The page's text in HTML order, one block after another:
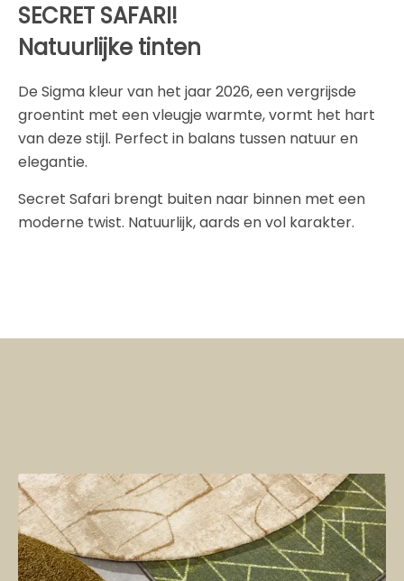
SECRET SAFARI!
Natuurlijke tinten
De Sigma kleur van het jaar 2026, een vergrijsde
groentint met een vleugje warmte, vormt het hart
van deze stijl. Perfect in balans tussen natuur en
elegantie.
Secret Safari brengt buiten naar binnen met een
moderne twist. Natuurlijk, aards en vol karakter.